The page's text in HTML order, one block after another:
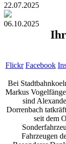
22.07.2025
06.10.2025
Flickr Facebook
Bei
Markus
sind
Dorrenbach
seit dem
Fahrzeugen